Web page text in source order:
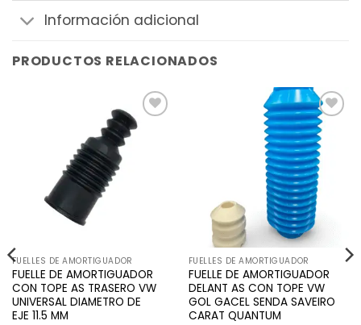
Información adicional
PRODUCTOS RELACIONADOS
Añadir
FUELLES DE AMORTIGUADOR
FUELLE DE AMORTIGUADOR
CON TOPE AS TRASERO VW
UNIVERSAL DIAMETRO DE
EJE 11.5 MM
Añadir
a la
lista de
deseos
FUELLES DE AMORTIGUADOR
FUELLE DE AMORTIGUADOR
DELANT AS CON TOPE VW
GOL GACEL SENDA SAVEIRO
CARAT QUANTUM